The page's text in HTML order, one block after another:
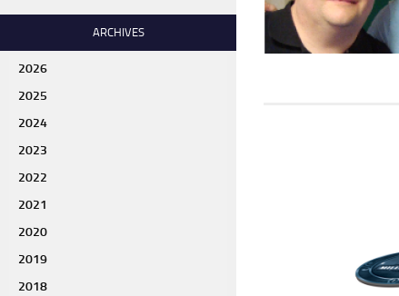
ARCHIVES
2026
2025
2024
2023
2022
2021
2020
2019
2018